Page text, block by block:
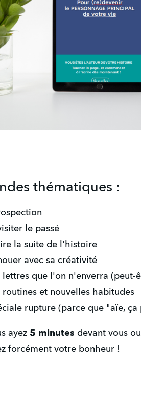
thématiques :
le passé
la suite de l'histoire
avec sa créativité
lettres que l'on n'enverra (peut-
routines et nouvelles habitudes
rupture (parce que "aïe, ça
ayez 5 minutes devant vous
forcément votre bonheur !